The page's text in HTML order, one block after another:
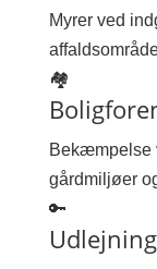
Myrer ved
🏘
Bekæmpelse
gårdmiljøer
🔑